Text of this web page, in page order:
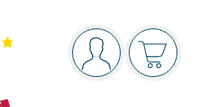
Navigačný panel
ste prihláseníNákupný